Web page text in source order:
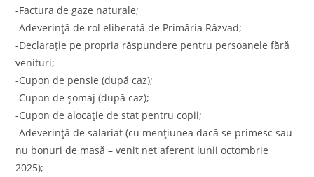
-Factura de gaze naturale;
-Adeverință de rol eliberată de Primăria Răzvad;
-Declarație pe propria răspundere pentru persoanele fără
venituri;
-Cupon de pensie (după caz);
-Cupon de șomaj (după caz);
-Cupon de alocație de stat pentru copii;
-Adeverință de salariat (cu mențiunea dacă se primesc sau
nu bonuri de masă – venit net aferent lunii octombrie
2025);